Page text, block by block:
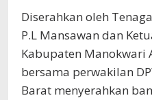
Diserahkan oleh
P.L Mansawan dan
Kabupaten Manokwari
bersama perwakilan
Barat menyerahkan